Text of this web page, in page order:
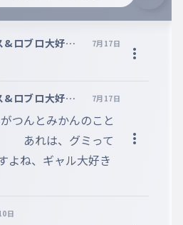
必要です。
ロブロ大好き
7月17日
ロブロ大好き
7月17日
つんとみかんのこと
　あれは、グミって
よね、ギャル大好き
日